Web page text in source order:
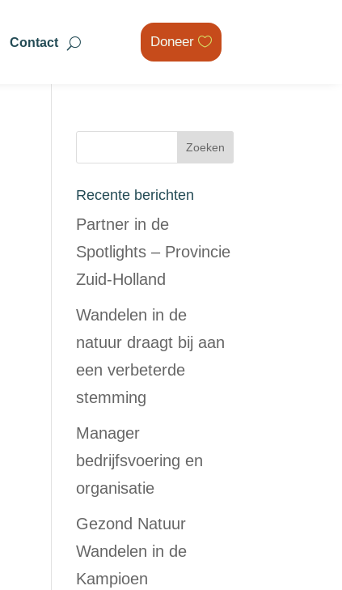
Contact Doneer
Recente berichten
Partner in de
Spotlights – Provincie
Zuid-Holland
Wandelen in de
natuur draagt bij aan
een verbeterde
stemming
Manager
bedrijfsvoering en
organisatie
Gezond Natuur
Wandelen in de
Kampioen